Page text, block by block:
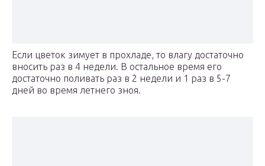
Если цветок зимует в прохладе, то влагу достаточно
вносить раз в 4 недели. В остальное время его
достаточно поливать раз в 2 недели и 1 раз в 5-7
дней во время летнего зноя.